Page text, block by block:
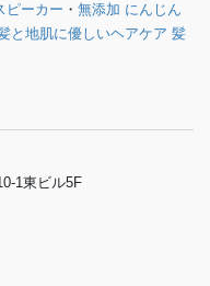
ピーカー ・ 無添加 にんじん
と地肌に優しいヘアケア 髪
1東ビル5F